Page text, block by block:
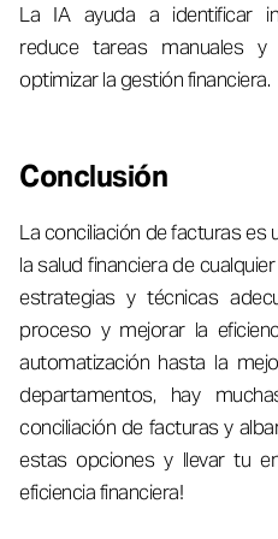
La IA ayuda a identificar
reduce tareas manuales
optimizar la gestión financiera.
Conclusión
La conciliación de facturas
la salud financiera de
estrategias y técnicas
proceso y mejorar la
automatización hasta la
departamentos, hay
conciliación de facturas y
estas opciones y llevar tu
eficiencia financiera!